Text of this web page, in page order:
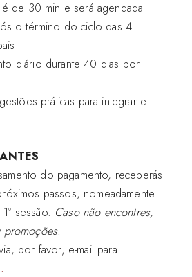
de 30 min e será agendada
o término do ciclo das 4
diário durante 40 dias por
práticas para integrar e
do pagamento, receberás
passos, nomeadamente
sessão. Caso não encontres,
por favor, e-mail para